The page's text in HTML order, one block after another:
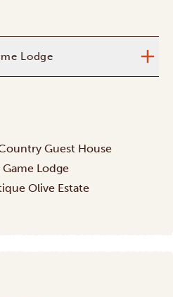
Lodge
Guest House
Lodge
Olive Estate